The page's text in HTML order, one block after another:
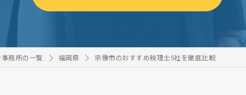
務所の一覧 福岡県 宗像市のおすすめ税理士5社を徹底比較